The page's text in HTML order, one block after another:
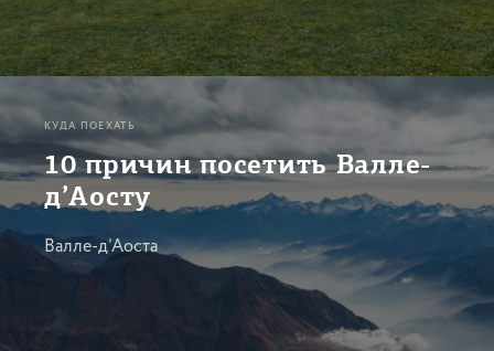
КУДА ПОЕХАТЬ
10 причин посетить Валле-
д’Аосту
Валле-д’Аоста